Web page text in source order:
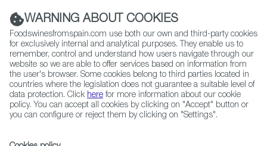
(+34) 913 497 100 |
Contact FWS Worldwide
Search
Home Upcoming Events PRODEXPO 2022
WARNING ABOUT COOKIES
Foodswinesfromspain.com use both our own and third-party cookies
for exclusively internal and analytical purposes. They enable us to
remember, control and understand how users navigate through our
website so we are able to offer services based on information from
the user's browser. Some cookies belong to third parties located in
countries where the legislation does not guarantee a suitable level of
data protection. Click here for more information about our cookie
policy. You can accept all cookies by clicking on "Accept" button or
you can configure or reject them by clicking on "Settings".